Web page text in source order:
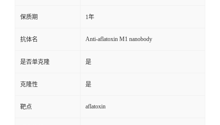
保质期 1年
抗体名 Anti-aflatoxin M1 nanobody
是否单克隆 是
克隆性 是
靶点 aflatoxin